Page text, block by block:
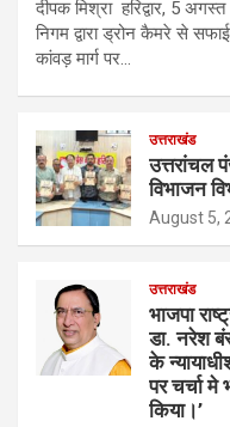
दीपक मिश्रा हरिद्वार, 5
निगम द्वारा ड्रोन कैमरे से
कांवड़ मार्ग पर…
उत्तराखंड
उत्तरांचल
विभाजन
August 5,
उत्तराखंड
भाजपा
डा. नरेश
के
पर चर्चा मे
किया।’